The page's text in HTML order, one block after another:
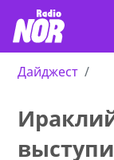
Дайджест